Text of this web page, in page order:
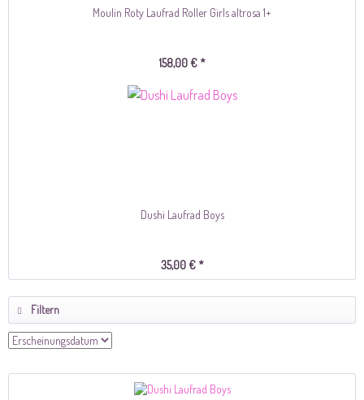
Moulin Roty Laufrad Roller Girls altrosa 1+
158,00 € *
Dushi Laufrad Boys
35,00 € *
Filtern